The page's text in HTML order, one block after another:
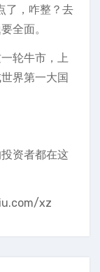
了，咋整？去
全面。
轮牛市，上
界第一大国
资者都在这
xz